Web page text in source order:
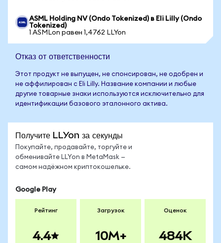
ASML Holding NV (Ondo Tokenized) в Eli Lilly (Ondo
Tokenized)
1 ASMLon равен 1,4762 LLYon
Отказ от ответственности
Этот продукт не выпущен, не спонсирован, не одобрен и
не аффилирован с Eli Lilly. Название компании и любые
другие товарные знаки используются исключительно для
идентификации базового эталонного актива.
Получите LLYon за секунды
Покупайте, продавайте, торгуйте и
обменивайте LLYon в MetaMask —
самом надёжном криптокошельке.
Google Play
Рейтинг
4.4
Загрузок
10M+
Оценок
484K